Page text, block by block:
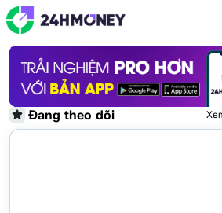
Đang theo dõi